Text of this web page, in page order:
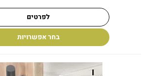
לפרטים
בחר אפשרויות